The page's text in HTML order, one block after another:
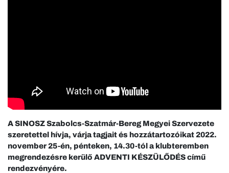
A SINOSZ Szabolcs-Szatmár-Bereg Megyei Szervezete
szeretettel hívja, várja tagjait és hozzátartozóikat 2022.
november 25-én, pénteken, 14.30-tól a klubteremben
megrendezésre kerülő ADVENTI KÉSZÜLŐDÉS című
rendezvényére.